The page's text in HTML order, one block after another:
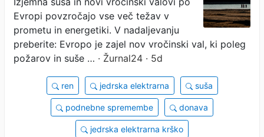
elektrarne
Evropi povzročajo vse več težav v
prometu in energetiki. V nadaljevanju
preberite: Evropo je zajel nov vročinski val, ki poleg
požarov in suše … · Žurnal24 · 5d
ren jedrska elektrarna suša
podnebne spremembe donava
jedrska elektrarna krško